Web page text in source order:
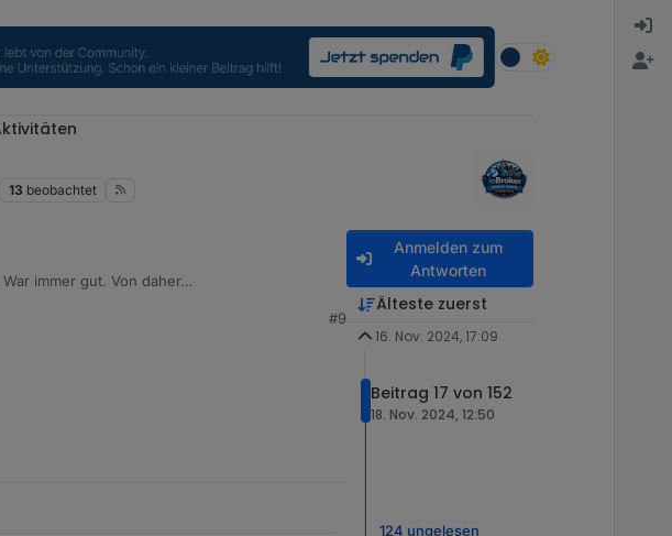
13 beobachtet
immer gut. Von daher…
#9
Anmelden zum
Antworten
Älteste zuerst
16. Nov. 2024, 17:09
Beitrag 17 von 152
18. Nov. 2024, 12:50
124 ungelesen